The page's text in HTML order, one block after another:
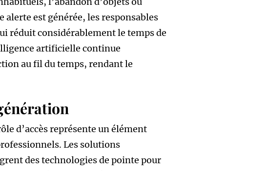
alerte est générée, les responsables
réduit considérablement le temps de
artificielle continue
au fil du temps, rendant le
d’accès représente un élément
Les solutions
des technologies de pointe pour